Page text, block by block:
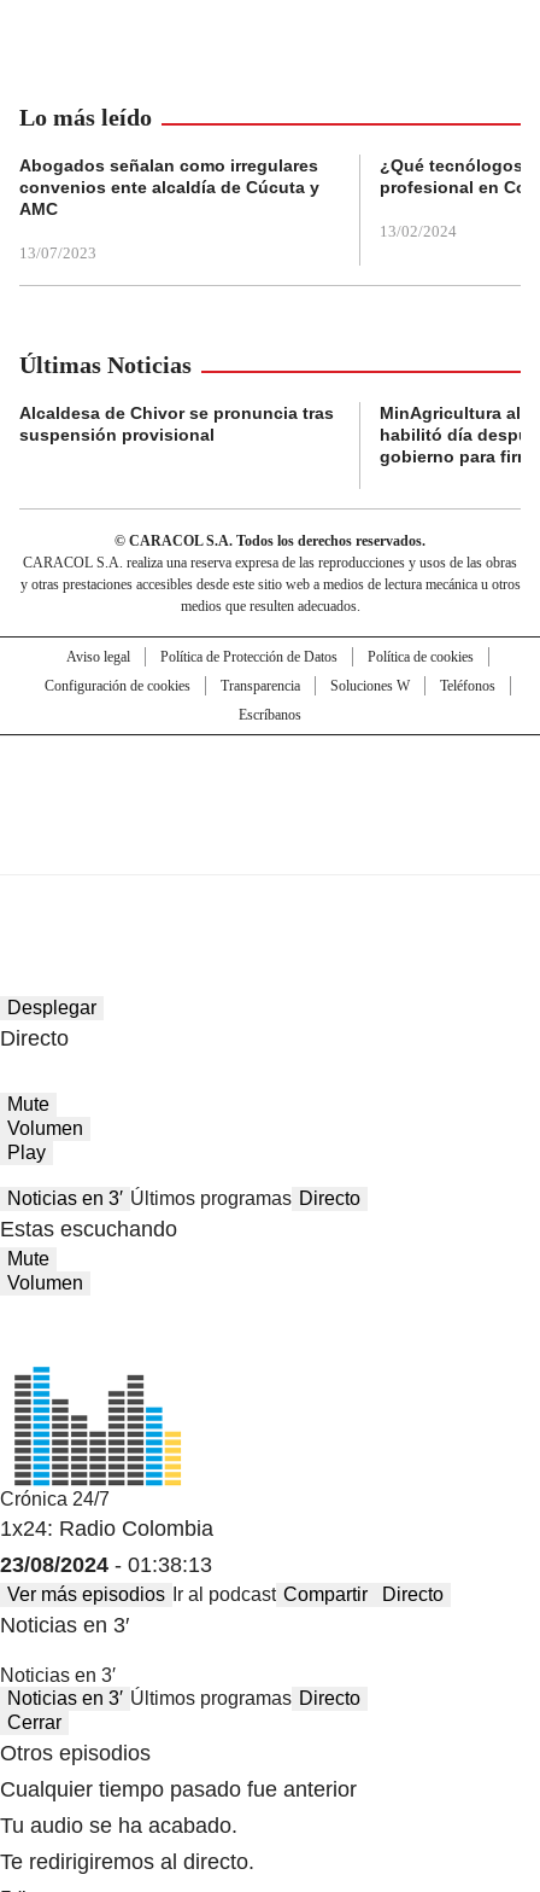
Lo más leído
Abogados señalan como irregulares
convenios ente alcaldía de Cúcuta y
AMC
13/07/2023
¿Qué tecnólogos
profesional en
13/02/2024
Últimas Noticias
Alcaldesa de Chivor se pronuncia tras
suspensión provisional
MinAgricultura
habilitó día
gobierno para
© CARACOL S.A. Todos los derechos reservados.
CARACOL S.A. realiza una reserva expresa de las reproducciones y usos de las obras
y otras prestaciones accesibles desde este sitio web a medios de lectura mecánica u otros
medios que resulten adecuados.
Aviso legal Política de Protección de Datos
Política de cookies
Configuración de cookies
Transparencia Soluciones W
Teléfonos
Escríbanos
Desplegar
Directo
Mute
Volumen
Play
Noticias en 3′ Últimos programas Directo
Estas escuchando
Mute
Volumen
Crónica 24/7
1x24: Radio Colombia
23/08/2024 - 01:38:13
Ver más episodios Ir al podcast Compartir Directo
Noticias en 3′
Noticias en 3′
Noticias en 3′ Últimos programas Directo
Cerrar
Otros episodios
Cualquier tiempo pasado fue anterior
Tu audio se ha acabado.
Te redirigiremos al directo.